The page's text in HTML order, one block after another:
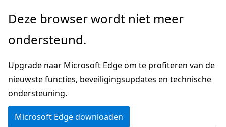
Naar
gaan
Deze browser wordt niet meer
ondersteund.
Upgrade naar Microsoft Edge om te profiteren van de
nieuwste functies, beveiligingsupdates en technische
ondersteuning.
Microsoft Edge downloaden